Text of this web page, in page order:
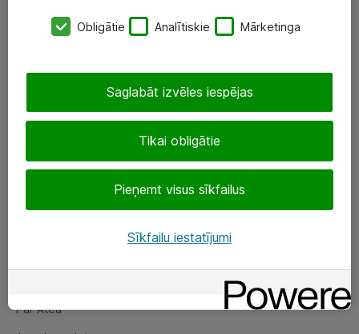
SIA „ATEA”
eShop@atea.lv
Sekojiet mums
Par Atea
Par Atea
Obligātie Analītiskie Mārketinga
Tikai obligātie
Pieņemt visus sīkfailus
Saglabāt izvēles iespējas
Sīkfailu iestatījumi